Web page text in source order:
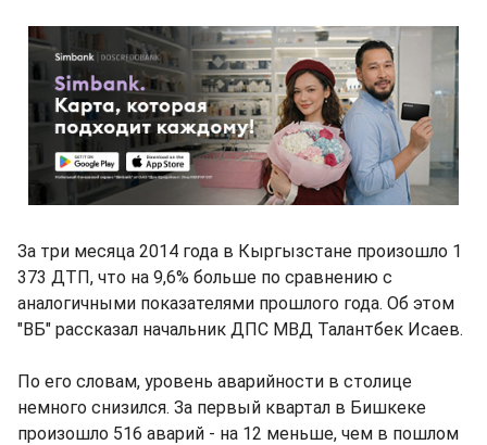
За три месяца 2014 года в Кыргызстане произошло 1
373 ДТП, что на 9,6% больше по сравнению с
аналогичными показателями прошлого года. Об этом
"ВБ" рассказал начальник ДПС МВД Талантбек Исаев.
По его словам, уровень аварийности в столице
немного снизился. За первый квартал в Бишкеке
произошло 516 аварий - на 12 меньше, чем в пошлом